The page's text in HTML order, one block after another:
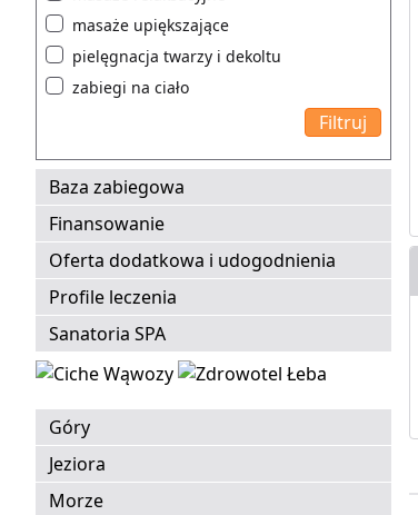
masaże upiększające
pielęgnacja twarzy i dekoltu
zabiegi na ciało
Baza zabiegowa
Finansowanie
Oferta dodatkowa i udogodnienia
Profile leczenia
Sanatoria SPA
Góry
Jeziora
Morze